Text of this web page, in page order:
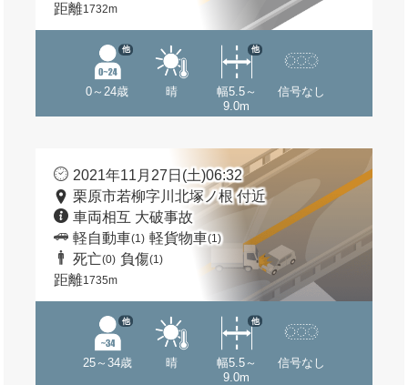
距離1732m
0～24歳
他
晴
幅5.5～
9.0m
他
信号なし
2021年11月27日(土)06:32
栗原市若柳字川北塚ノ根 付近
車両相互 大破事故
軽自動車(1) 軽貨物車(1)
死亡(0) 負傷(1)
距離1735m
25～34歳
他
晴
幅5.5～
9.0m
他
信号なし